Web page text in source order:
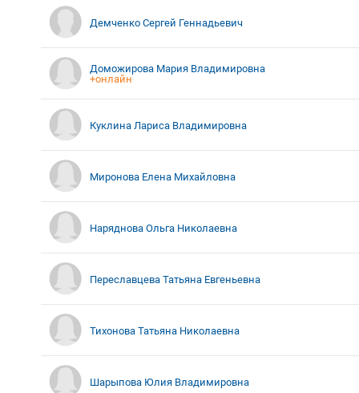
Демченко Сергей Геннадьевич
Доможирова Мария Владимировна
+онлайн
Куклина Лариса Владимировна
Миронова Елена Михайловна
Наряднова Ольга Николаевна
Переславцева Татьяна Евгеньевна
Тихонова Татьяна Николаевна
Шарыпова Юлия Владимировна